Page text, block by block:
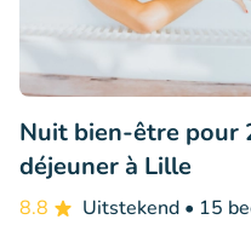
Nuit bien-être pour
déjeuner à Lille
8.8 Uitstekend • 15